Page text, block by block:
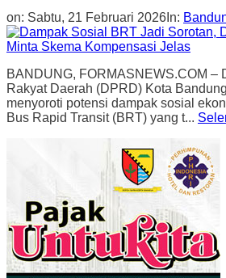
on: Sabtu, 21 Februari 2026 In:
BANDUNG, FORMASNEWS.COM –
Rakyat Daerah (DPRD) Kota
menyoroti potensi dampak sosial
Bus Rapid Transit (BRT) yang t...